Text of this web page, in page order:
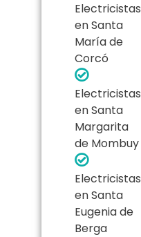
Electricistas
en Santa
María de
Corcó
Electricistas
en Santa
Margarita
de Mombuy
Electricistas
en Santa
Eugenia de
Berga